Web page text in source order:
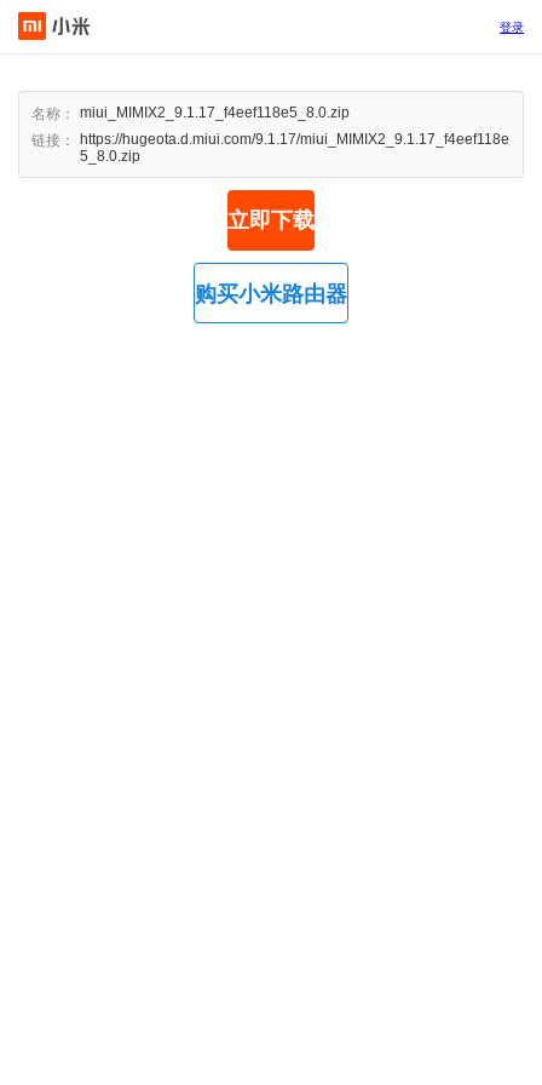
登录
名称：
miui_MIMIX2_9.1.17_f4eef118e5_8.0.zip
链接：
https://hugeota.d.miui.com/9.1.17/miui_MIMIX2_9.1.17_f4eef118e
5_8.0.zip
立即下载
购买小米路由器